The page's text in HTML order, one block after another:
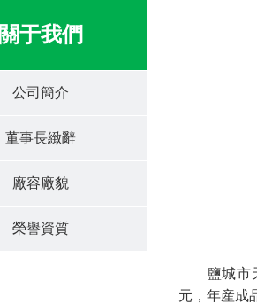
關于我們
公司簡介
董事長緻辭
廠容廠貌
榮譽資質
鹽城市天
元，年産成